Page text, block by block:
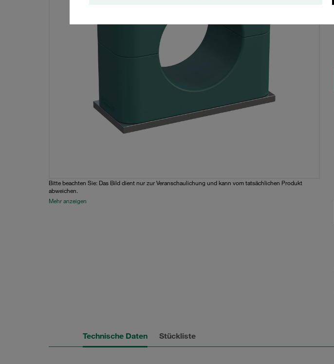
Bitte beachten Sie: Das Bild dient nur zur Veranschaulichung und kann vom tatsächlichen Produkt
abweichen.
Mehr anzeigen
Technische Daten Stückliste